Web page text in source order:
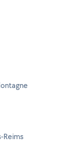
Reims